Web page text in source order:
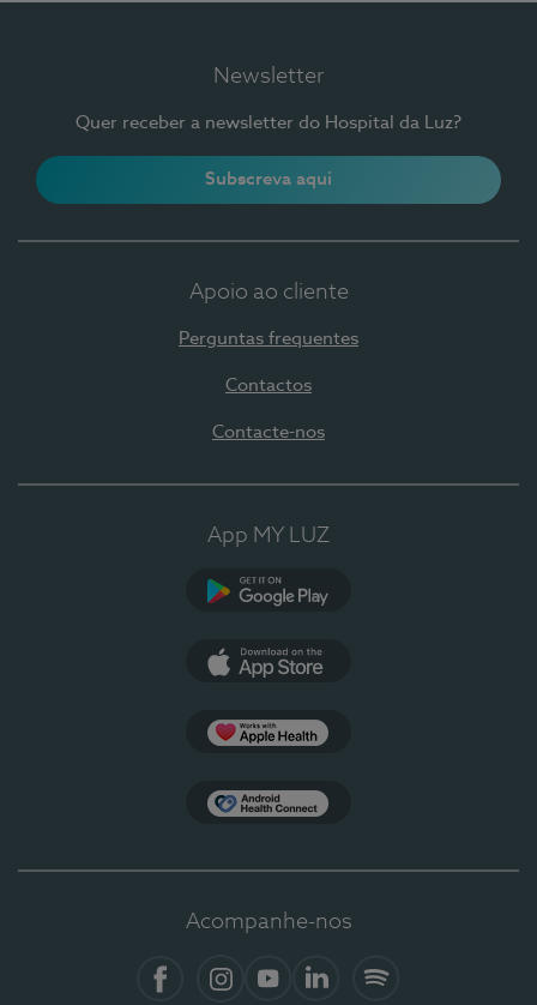
Newsletter
Quer receber a newsletter do Hospital da Luz?
Subscreva aqui
Apoio ao cliente
Perguntas frequentes
Contactos
Contacte-nos
App MY LUZ
Acompanhe-nos